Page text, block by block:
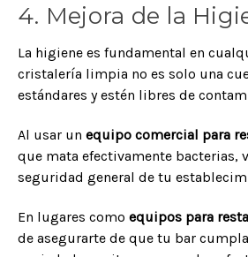
4. Mejora de la
La higiene es fundamental en
cristalería limpia no es solo una
estándares y estén libres de
Al usar un equipo comercial para
que mata efectivamente bacterias,
seguridad general de tu
En lugares como equipos para
de asegurarte de que tu bar